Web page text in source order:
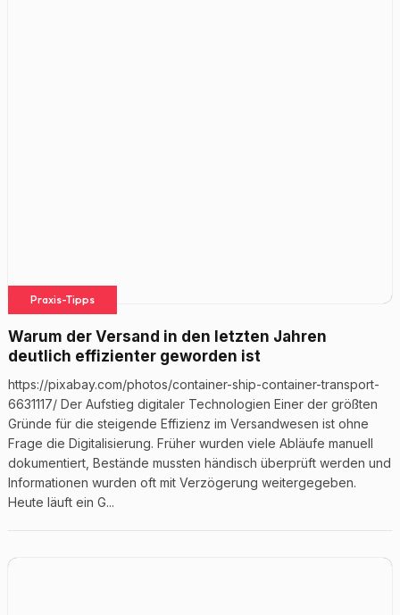
Praxis-Tipps
Warum der Versand in den letzten Jahren
deutlich effizienter geworden ist
https://pixabay.com/photos/container-ship-container-transport-
6631117/ Der Aufstieg digitaler Technologien Einer der größten
Gründe für die steigende Effizienz im Versandwesen ist ohne
Frage die Digitalisierung. Früher wurden viele Abläufe manuell
dokumentiert, Bestände mussten händisch überprüft werden und
Informationen wurden oft mit Verzögerung weitergegeben.
Heute läuft ein G...